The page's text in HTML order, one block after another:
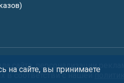
сайта, персонализации
в соответстви с нашей
на сайте, вы принимаете